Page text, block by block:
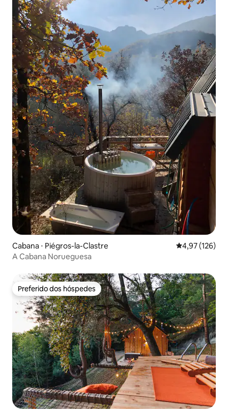
Cabana ⋅ Piégros-la-Clastre 4,97 de uma
4,97 (126)
A Cabana Norueguesa
Preferido dos hóspedes
Preferido dos hóspedes